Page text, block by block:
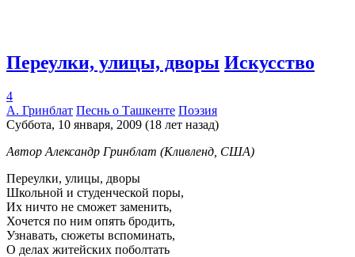
Переулки, улицы, дворы Искусство
4
А. Гринблат Песнь о Ташкенте Поэзия
Суббота, 10 января, 2009 (18 лет назад)
Автор Александр Гринблат (Кливленд, США)
Переулки, улицы, дворы
Школьной и студенческой поры,
Их ничто не сможет заменить,
Хочется по ним опять бродить,
Узнавать, cюжеты вспоминать,
О делах житейских поболтать